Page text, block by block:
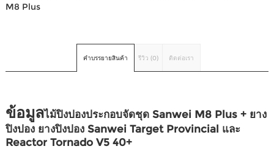
M8 Plus
คำบรรยายสินค้า รีวิว (0) ติดต่อเรา
ข้อมูลไม้ปิงปองประกอบจัดชุด Sanwei M8 Plus + ยาง
ปิงปอง ยางปิงปอง Sanwei Target Provincial และ
Reactor Tornado V5 40+